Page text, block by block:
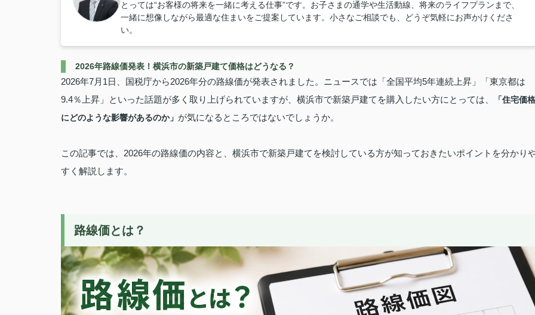
とっては“お客様の将来を一緒に考える仕事”です。お子さまの通学や生活動線、将来のライフプランまで、
一緒に想像しながら最適な住まいをご提案しています。小さなご相談でも、どうぞ気軽にお声かけくださ
い。
2026年路線価発表！横浜市の新築戸建て価格はどうなる？
2026年7月1日、国税庁から2026年分の路線価が発表されました。 ニュースでは「全国平均5年連続上昇」「東京都は
9.4％上昇」といった話題が多く取り上げられていますが、横浜市で新築戸建てを購入したい方にとっては、
「住宅価格
にどのような影響があるのか」 が気になるところではないでしょうか。
この記事では、2026年の路線価の内容と、横浜市で新築戸建てを検討している方が知っておきたいポイントを分かり
すく解説します。
路線価とは？